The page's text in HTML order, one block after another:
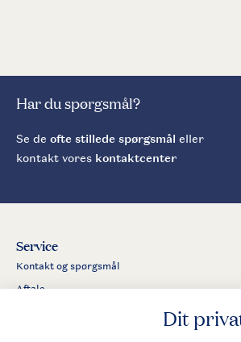
Har du spørgsmål?
Se de ofte stillede spørgsmål eller
kontakt vores kontaktcenter
Service
Kontakt og spørgsmål
Aftale